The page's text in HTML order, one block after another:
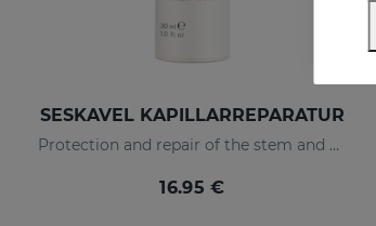
SESKAVEL KAPILLARREPARATUR
Protection and repair of the stem and split ends which regain their natural look.
16.95 €